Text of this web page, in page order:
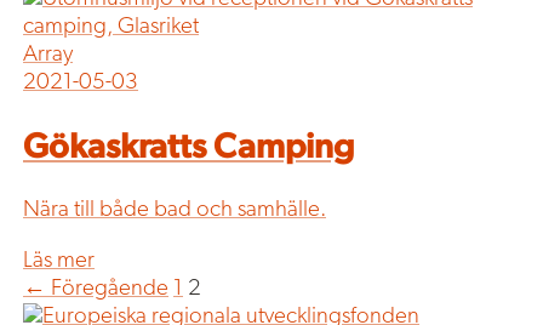
Array
2021-05-03
Gökaskratts Camping
Nära till både bad och samhälle.
Läs mer
← Föregående 1 2